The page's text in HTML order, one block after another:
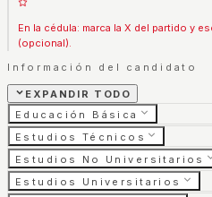
En la cédula: marca la X del partido y
(opcional).
Información del candidato
EXPANDIR TODO
Educación Básica
Estudios Técnicos
Estudios No Universitarios
Estudios Universitarios